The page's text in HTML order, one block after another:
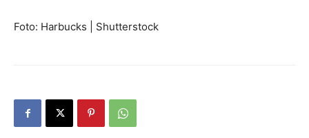
Foto: Harbucks | Shutterstock